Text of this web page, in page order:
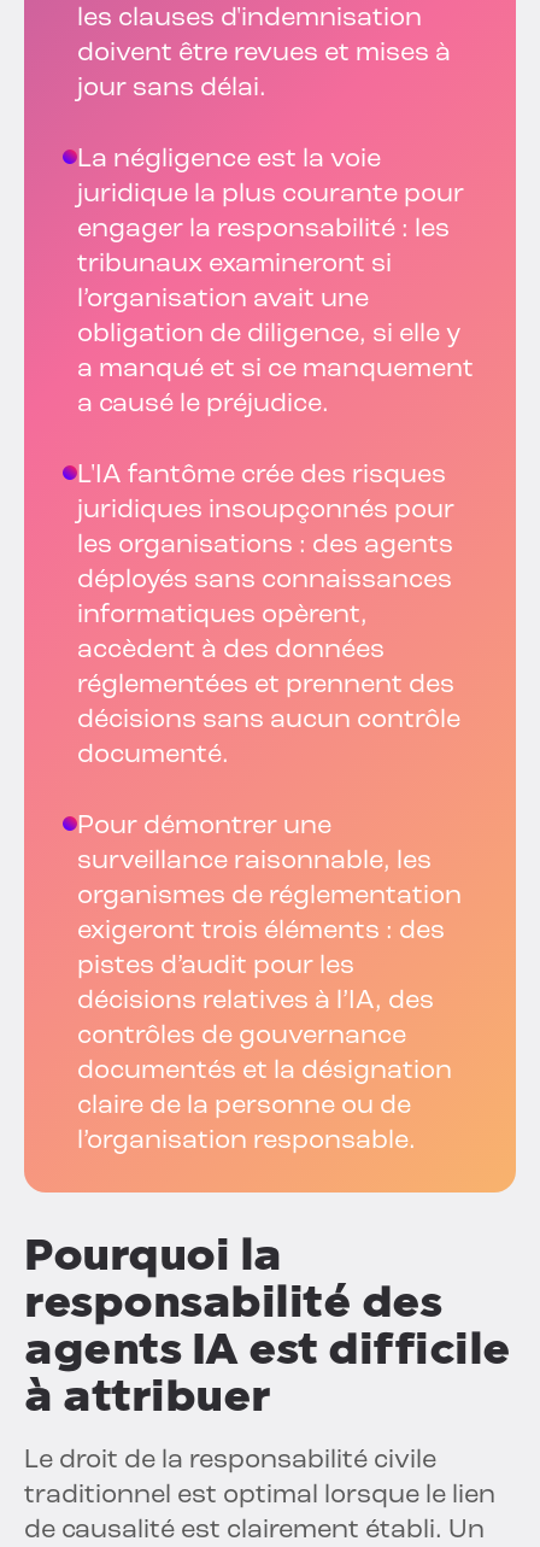
les clauses d'indemnisation
doivent être revues et mises à
jour sans délai.
La négligence est la voie
juridique la plus courante pour
engager la responsabilité : les
tribunaux examineront si
l’organisation avait une
obligation de diligence, si elle y
a manqué et si ce manquement
a causé le préjudice.
L'IA fantôme crée des risques
juridiques insoupçonnés pour
les organisations : des agents
déployés sans connaissances
informatiques opèrent,
accèdent à des données
réglementées et prennent des
décisions sans aucun contrôle
documenté.
Pour démontrer une
surveillance raisonnable, les
organismes de réglementation
exigeront trois éléments : des
pistes d’audit pour les
décisions relatives à l’IA, des
contrôles de gouvernance
documentés et la désignation
claire de la personne ou de
l’organisation responsable.
Pourquoi la
responsabilité des
agents IA est difficile
à attribuer
Le droit de la responsabilité civile
traditionnel est optimal lorsque le lien
de causalité est clairement établi. Un